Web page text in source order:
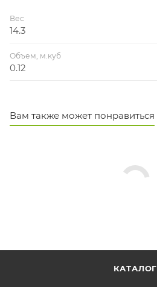
Вес
14.3
Объем, м.куб
0.12
Вам также может понравиться
КАТАЛОГ